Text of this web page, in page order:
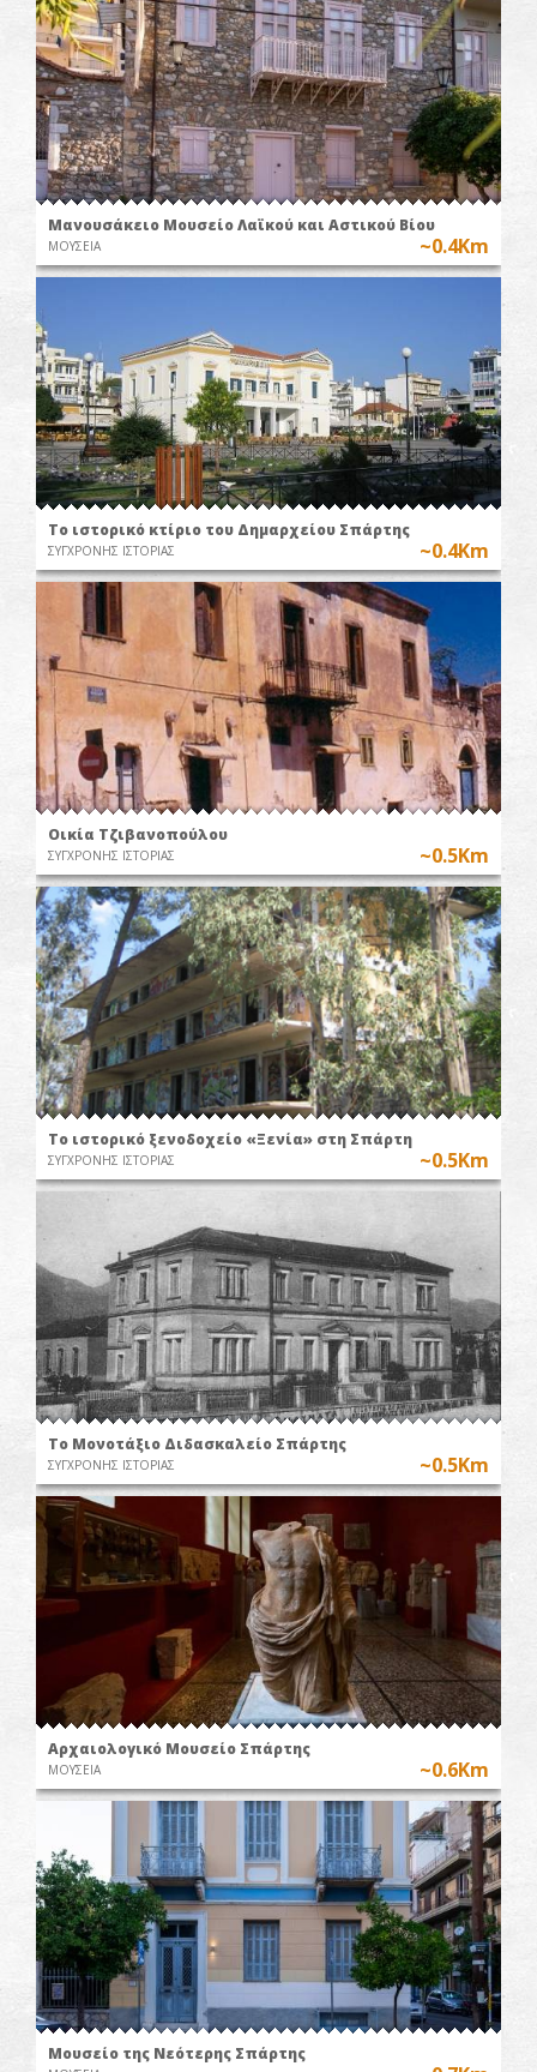
Μανουσάκειο Μουσείο Λαϊκού και Αστικού Βίου
ΜΟΥΣΕΙΑ ~0.4Km
Το ιστορικό κτίριο του Δημαρχείου Σπάρτης
ΣΥΓΧΡΟΝΗΣ ΙΣΤΟΡΙΑΣ ~0.4Km
Οικία Τζιβανοπούλου
ΣΥΓΧΡΟΝΗΣ ΙΣΤΟΡΙΑΣ ~0.5Km
Το ιστορικό ξενοδοχείο «Ξενία» στη Σπάρτη
ΣΥΓΧΡΟΝΗΣ ΙΣΤΟΡΙΑΣ ~0.5Km
Το Μονοτάξιο Διδασκαλείο Σπάρτης
ΣΥΓΧΡΟΝΗΣ ΙΣΤΟΡΙΑΣ ~0.5Km
Αρχαιολογικό Μουσείο Σπάρτης
ΜΟΥΣΕΙΑ ~0.6Km
Μουσείο της Νεότερης Σπάρτης